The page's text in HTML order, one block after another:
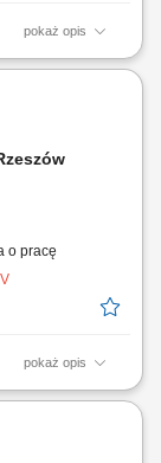
pokaż opis
gotowych
przebiegu
jakościowych
o pracę
pokaż opis
oraz tokarek
modyfikacji;
na urządzeniach